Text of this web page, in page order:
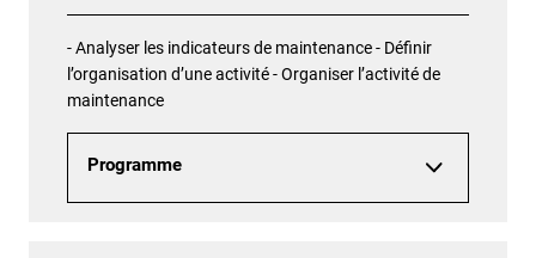
- Analyser les indicateurs de maintenance - Définir
l’organisation d’une activité - Organiser l’activité de
maintenance
Programme